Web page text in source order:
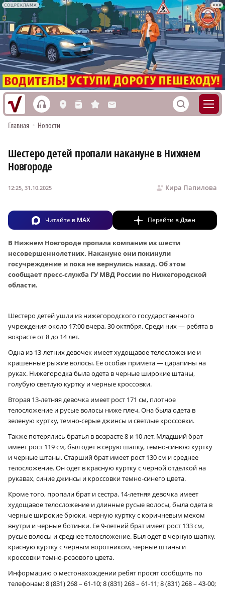
СОЦРЕКЛАМА
h L n s M S
Главная • Новости
Шестеро детей пропали накануне в Нижнем
Новгороде
Кира Папилова
12:25, 31.10.2025
Читайте в MAX Перейти вДзен
В Нижнем Новгороде пропала компания из шести
несовершеннолетних. Накануне они покинули
госучреждение и пока не вернулись назад. Об этом
сообщает пресс-служба ГУ МВД России по Нижегородской
области.
Шестеро детей ушли из нижегородского государственного
учреждения около 17:00 вчера, 30 октября. Среди них — ребята в
возрасте от 8 до 14 лет.
Одна из 13-летних девочек имеет худощавое телосложение и
крашенные рыжие волосы. Ее особая примета — царапины на
руках. Нижегородка была одета в черные широкие штаны,
голубую светлую куртку и черные кроссовки.
Вторая 13-летняя девочка имеет рост 171 см, плотное
телосложение и русые волосы ниже плеч. Она была одета в
зеленую куртку, темно-серые джинсы и светлые кроссовки.
Также потерялись братья в возрасте 8 и 10 лет. Младший брат
имеет рост 119 см, был одет в серую шапку, темно-синюю куртку
и черные штаны. Старший брат имеет рост 130 см и среднее
телосложение. Он одет в красную куртку с черной отделкой на
рукавах, синие джинсы и кроссовки темно-синего цвета.
Кроме того, пропали брат и сестра. 14-летняя девочка имеет
худощавое телосложение и длинные русые волосы, была одета в
черные широкие брюки, черную куртку с коричневым мехом
внутри и черные ботинки. Ее 9‑летний брат имеет рост 133 см,
русые волосы и среднее телосложение. Был одет в черную шапку,
красную куртку с черным воротником, черные штаны и
кроссовки темно-розового цвета.
Информацию о местонахождении ребят просят сообщить по
телефонам: 8 (831) 268 – 61-10; 8 (831) 268 – 61-11; 8 (831) 268 – 43-00;